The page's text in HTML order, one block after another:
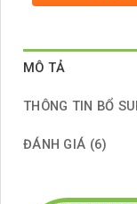
MÔ TẢ
THÔNG TIN BỔ
ĐÁNH GIÁ (6)